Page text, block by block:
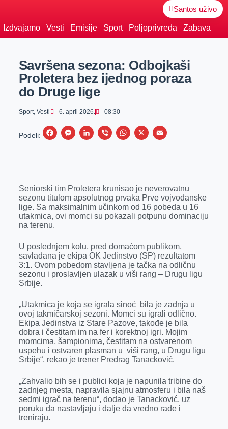
Santos uživo
Izdvajamo Vesti Emisije Sport Poljoprivreda Zabava
Savršena sezona: Odbojkaši
Proletera bez ijednog poraza
do Druge lige
Sport, Vesti 6. april 2026. 08:30
Podeli:
F
b
o
o
M
e
n
g
r
L
e
d
I
V
r
W
s
A
p
X
E
l
Seniorski tim Proletera krunisao je neverovatnu
sezonu titulom apsolutnog prvaka Prve vojvođanske
lige. Sa maksimalnim učinkom od 16 pobeda u 16
utakmica, ovi momci su pokazali potpunu dominaciju
na terenu.
U poslednjem kolu, pred domaćom publikom,
savladana je ekipa OK Jedinstvo (SP) rezultatom
3:1. Ovom pobedom stavljena je tačka na odličnu
sezonu i proslavljen ulazak u viši rang – Drugu ligu
Srbije.
„Utakmica je koja se igrala sinoć bila je zadnja u
ovoj takmičarskoj sezoni. Momci su igrali odlično.
Ekipa Jedinstva iz Stare Pazove, takođe je bila
dobra i čestitam im na fer i korektnoj igri. Mojim
momcima, šampionima, čestitam na ostvarenom
uspehu i ostvaren plasman u viši rang, u Drugu ligu
Srbije“, rekao je trener Predrag Tanacković.
„Zahvalio bih se i publici koja je napunila tribine do
zadnjeg mesta, napravila sjajnu atmosferu i bila naš
sedmi igrač na terenu“, dodao je Tanacković, uz
poruku da nastavljaju i dalje da vredno rade i
treniraju.